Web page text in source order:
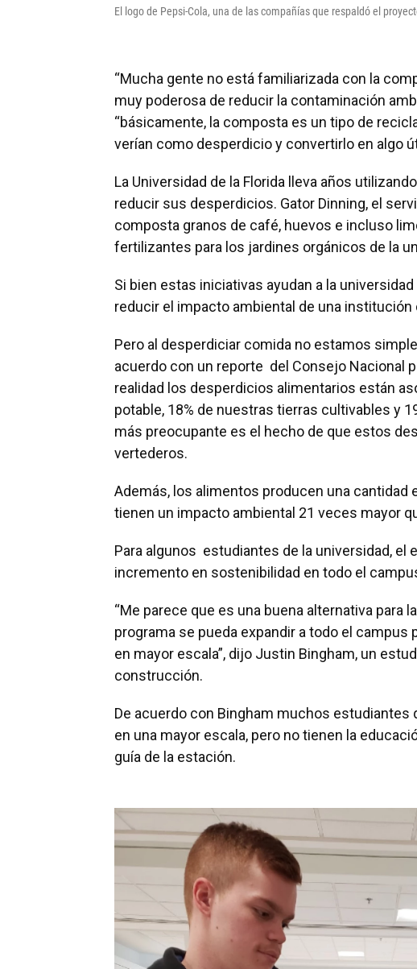
El logo de Pepsi-Cola, una de las compañías que respaldó el
“Mucha gente no está familiarizada con la
muy poderosa de reducir la contaminación
“básicamente, la composta es un tipo de
verían como desperdicio y convertirlo en algo
La Universidad de la Florida lleva años
reducir sus desperdicios. Gator Dinning, el
composta granos de café, huevos e incluso
fertilizantes para los jardines orgánicos de la
Si bien estas iniciativas ayudan a la
reducir el impacto ambiental de una institución
Pero al desperdiciar comida no estamos
acuerdo con un reporte del Consejo Nacional
realidad los desperdicios alimentarios están
potable, 18% de nuestras tierras cultivables y
más preocupante es el hecho de que estos
vertederos.
Además, los alimentos producen una
tienen un impacto ambiental 21 veces mayor
Para algunos estudiantes de la universidad,
incremento en sostenibilidad en todo el
“Me parece que es una buena alternativa para
programa se pueda expandir a todo el
en mayor escala”, dijo Justin Bingham, un
construcción.
De acuerdo con Bingham muchos
en una mayor escala, pero no tienen la
guía de la estación.